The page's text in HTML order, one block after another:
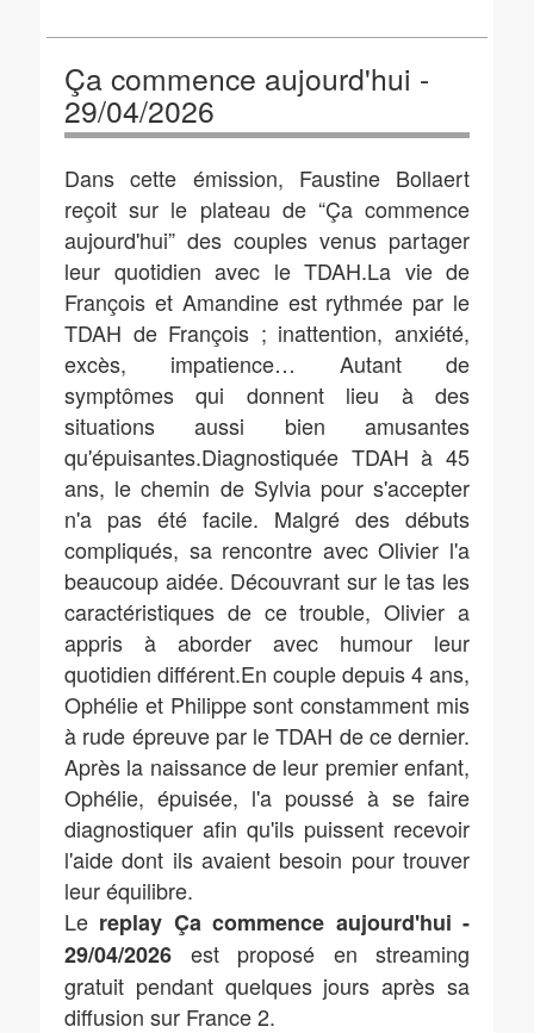
Ça commence aujourd'hui -
29/04/2026
Dans cette émission, Faustine Bollaert
reçoit sur le plateau de “Ça commence
aujourd'hui” des couples venus partager
leur quotidien avec le TDAH.La vie de
François et Amandine est rythmée par le
TDAH de François ; inattention, anxiété,
excès, impatience… Autant de
symptômes qui donnent lieu à des
situations aussi bien amusantes
qu'épuisantes.Diagnostiquée TDAH à 45
ans, le chemin de Sylvia pour s'accepter
n'a pas été facile. Malgré des débuts
compliqués, sa rencontre avec Olivier l'a
beaucoup aidée. Découvrant sur le tas les
caractéristiques de ce trouble, Olivier a
appris à aborder avec humour leur
quotidien différent.En couple depuis 4 ans,
Ophélie et Philippe sont constamment mis
à rude épreuve par le TDAH de ce dernier.
Après la naissance de leur premier enfant,
Ophélie, épuisée, l'a poussé à se faire
diagnostiquer afin qu'ils puissent recevoir
l'aide dont ils avaient besoin pour trouver
leur équilibre.
Le replay Ça commence aujourd'hui -
29/04/2026 est proposé en streaming
gratuit pendant quelques jours après sa
diffusion sur France 2.